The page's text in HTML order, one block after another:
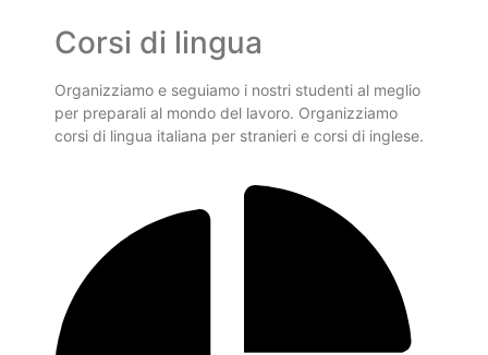
Corsi di lingua
Organizziamo e seguiamo i nostri studenti al meglio
per preparali al mondo del lavoro. Organizziamo
corsi di lingua italiana per stranieri e corsi di inglese.